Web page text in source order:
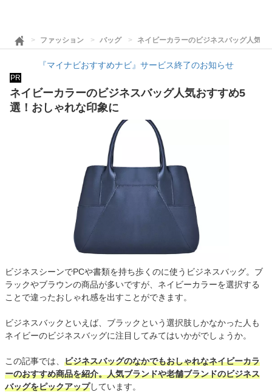
ファッション バッグ ネイビーカラーのビジネスバッグ人気
『マイナビおすすめナビ』サービス終了のお知らせ
PR
ネイビーカラーのビジネスバッグ人気おすすめ5
選！おしゃれな印象に
ビジネスシーンでPCや書類を持ち歩くのに使うビジネスバッグ。ブ
ラックやブラウンの商品が多いですが、ネイビーカラーを選択する
ことで違ったおしゃれ感を出すことができます。
ビジネスバックといえば、ブラックという選択肢しかなかった人も
ネイビーのビジネスバッグに注目してみてはいかがでしょうか。
この記事では、 ビジネスバッグのなかでもおしゃれなネイビーカラ
ーのおすすめ商品を紹介。人気ブランドや老舗ブランドのビジネス
バッグをピックアップしています。